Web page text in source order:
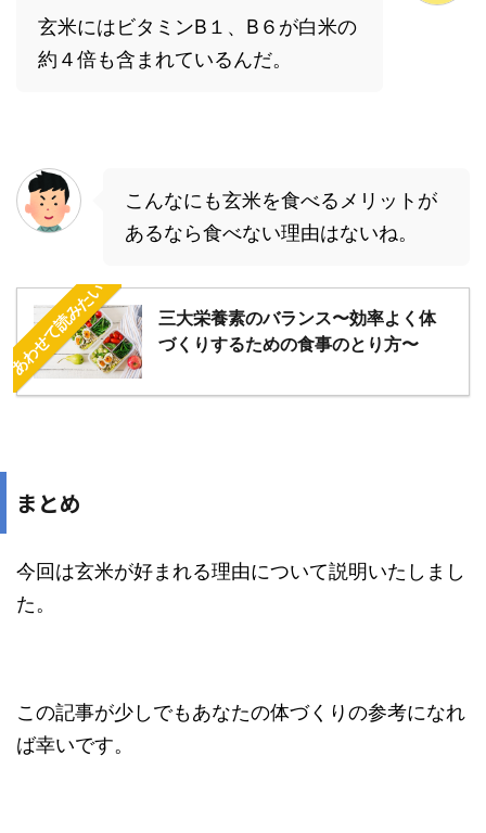
玄米にはビタミンB１、B６が白米の
約４倍も含まれているんだ。
こんなにも玄米を食べるメリットが
あるなら食べない理由はないね。
あわせて読みたい
三大栄養素のバランス〜効率よく体
づくりするための食事のとり方〜
まとめ
今回は玄米が好まれる理由について説明いたしまし
た。
この記事が少しでもあなたの体づくりの参考になれ
ば幸いです。